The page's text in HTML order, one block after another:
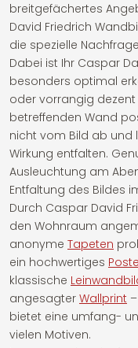
breitgefächertes
David Friedrich
die spezielle
Dabei ist Ihr Caspar
besonders optimal
oder vorrangig
betreffenden Wand
nicht vom Bild ab und
Wirkung entfalten.
Ausleuchtung am
Entfaltung des Bildes
Durch Caspar David
den Wohnraum
anonyme Tapeten
ein hochwertiges
klassische
angesagter Wallprint
bietet eine umfang-
vielen Motiven.